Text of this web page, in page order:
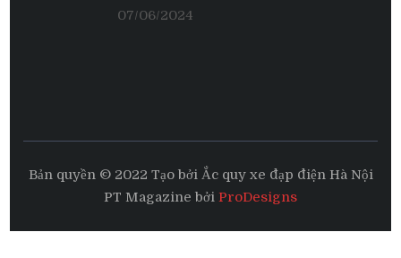
07/06/2024
Bản quyền © 2022 Tạo bởi Ắc quy xe đạp điện Hà Nội
PT Magazine bởi ProDesigns